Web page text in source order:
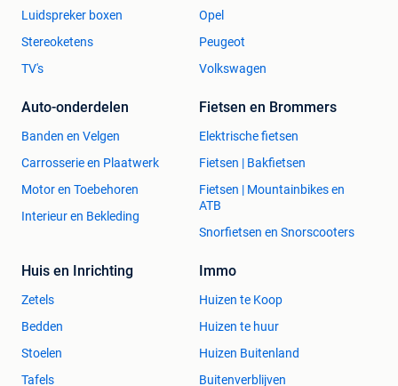
Luidspreker boxen
Stereoketens
TV's
Opel
Peugeot
Volkswagen
Auto-onderdelen
Banden en Velgen
Carrosserie en Plaatwerk
Motor en Toebehoren
Interieur en Bekleding
Fietsen en Brommers
Elektrische fietsen
Fietsen | Bakfietsen
Fietsen | Mountainbikes en
ATB
Snorfietsen en Snorscooters
Huis en Inrichting
Zetels
Bedden
Stoelen
Tafels
Immo
Huizen te Koop
Huizen te huur
Huizen Buitenland
Buitenverblijven